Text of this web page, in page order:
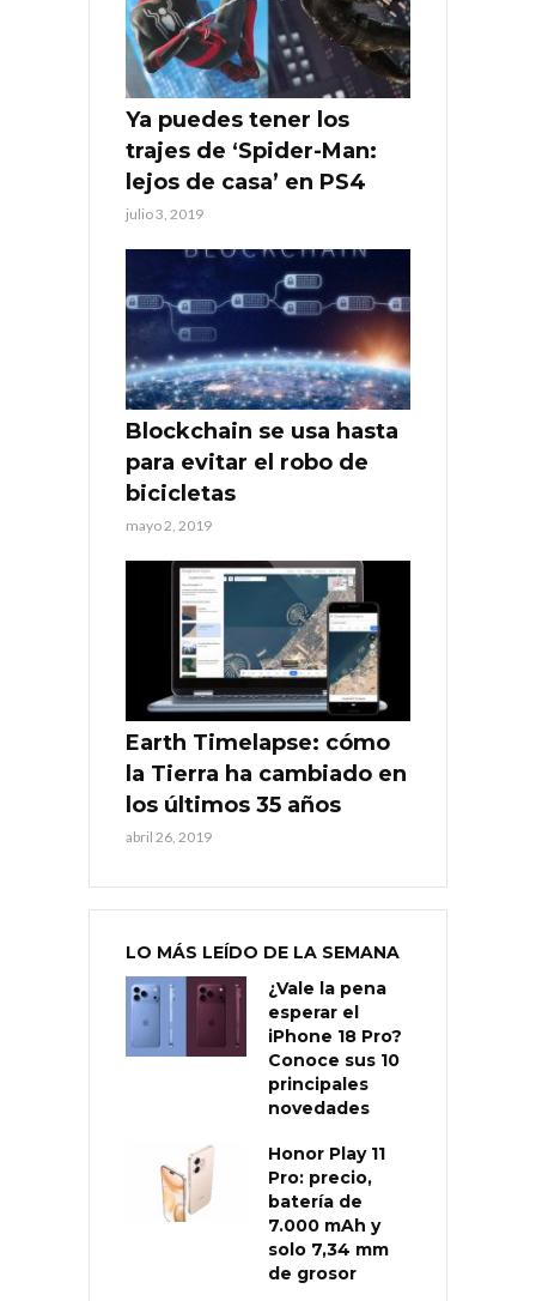
Ya puedes tener los
trajes de ‘Spider-Man:
lejos de casa’ en PS4
julio 3, 2019
Blockchain se usa hasta
para evitar el robo de
bicicletas
mayo 2, 2019
Earth Timelapse: cómo
la Tierra ha cambiado en
los últimos 35 años
abril 26, 2019
LO MÁS LEÍDO DE LA SEMANA
¿Vale la pena
esperar el
iPhone 18 Pro?
Conoce sus 10
principales
novedades
Honor Play 11
Pro: precio,
batería de
7.000 mAh y
solo 7,34 mm
de grosor